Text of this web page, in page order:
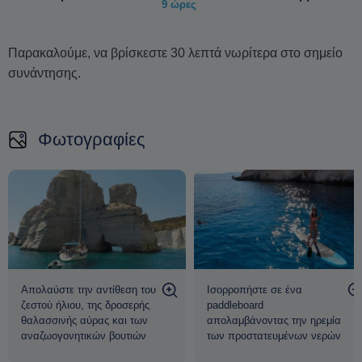
εξερεύνηση γύρω από το νησί.
Παρακαλείστε να σημειώσετε ότι το πρόγραμμα
ενδέχεται να τροποποιηθεί ανάλογα με τις καιρικές
συνθήκες.
9 ώρες
Παρακαλούμε, να βρίσκεστε 30 λεπτά νωρίτερα στο σημείο
συνάντησης.
Φωτογραφίες
Απολαύστε την αντίθεση του
ζεστού ήλιου, της δροσερής
θαλασσινής αύρας και των
αναζωογονητικών βουτιών
Ισορροπήστε σε ένα
paddleboard
απολαμβάνοντας την ηρεμία
των προστατευμένων νερών